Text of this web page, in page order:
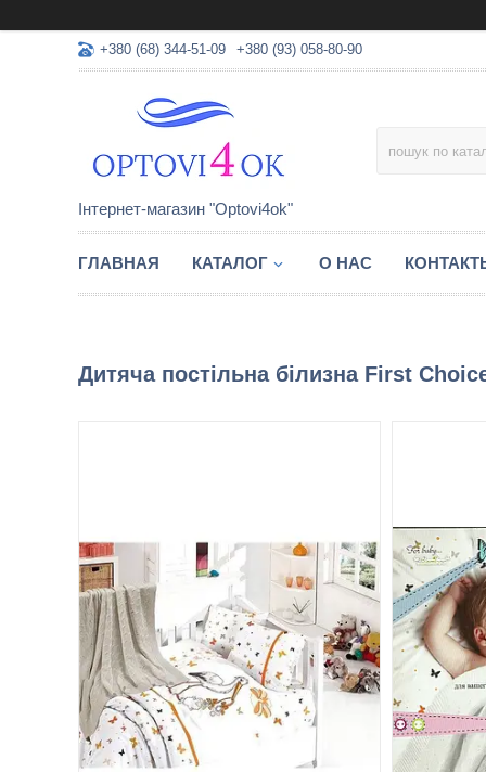
+380 (68) 344-51-09 +380 (93) 058-80-90
Інтернет-магазин "Optovi4ok"
ГЛАВНАЯ КАТАЛОГ О НАС
Дитяча постільна білизна First